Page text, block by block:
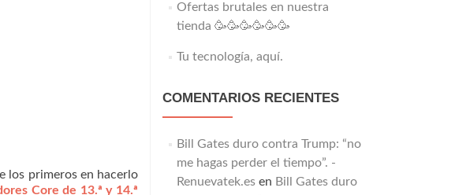
los primeros en hacerlo
Core de 13.ª y 14.ª
Ofertas brutales en nuestra
tienda 🥳🥳🥳🥳🥳🥳
Tu tecnología, aquí.
COMENTARIOS RECIENTES
Bill Gates duro contra Trump: “no
me hagas perder el tiempo”. -
Renuevatek.esen Bill Gates duro